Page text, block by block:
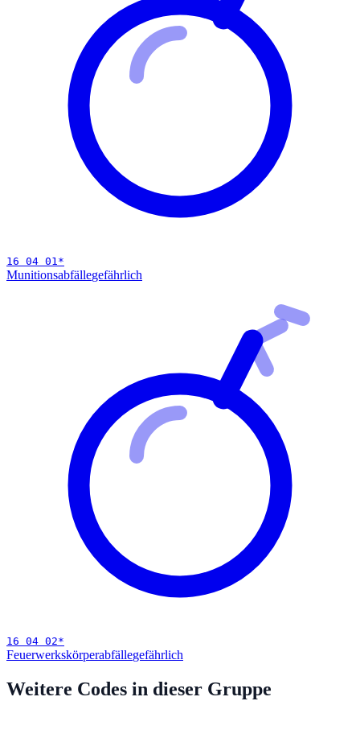
16 04 01 *
Munitionsabfällegefährlich
16 04 02*
Feuerwerkskörperabfällegefährlich
Weitere Codes in dieser Gruppe